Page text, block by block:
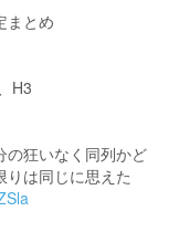
まとめ
H3
の狂いなく同列かど
りは同じに思えた